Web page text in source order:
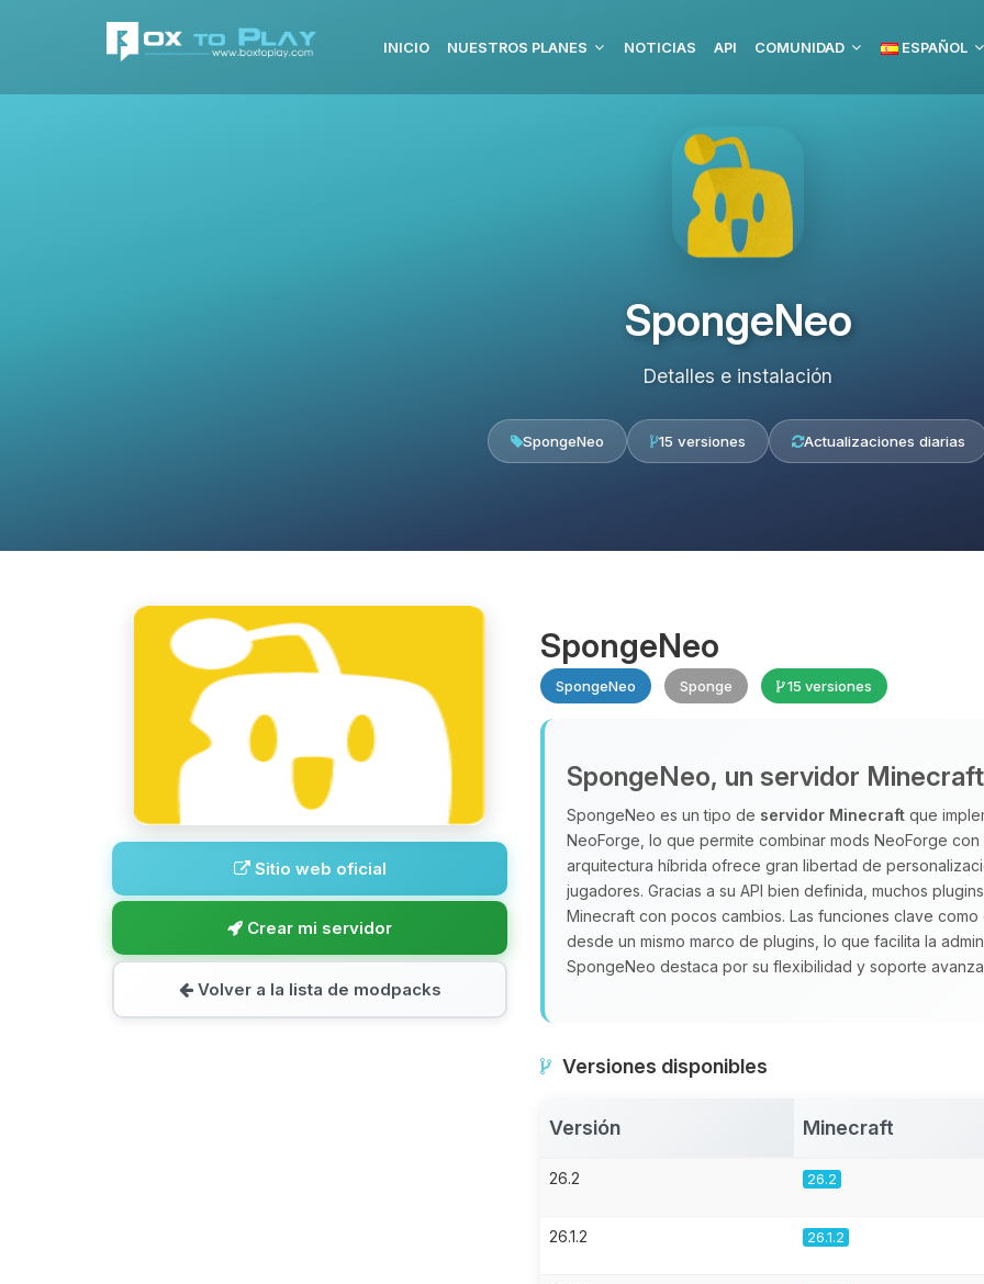
INICIO NUESTROS PLANES NOTICIAS API COMUNIDAD ESPAÑOL
SpongeNeo
Detalles e instalación
SpongeNeo 15 versiones Actualizaciones diarias
Sitio web oficial
Crear mi servidor
Volver a la lista de modpacks
SpongeNeo
SpongeNeo Sponge 15 versiones
SpongeNeo, un servidor
SpongeNeo es un tipo de servidor Minecraft que
NeoForge, lo que permite combinar mods NeoForge
arquitectura híbrida ofrece gran libertad de
jugadores. Gracias a su API bien definida, muchos
Minecraft con pocos cambios. Las funciones clave
desde un mismo marco de plugins, lo que facilita la
SpongeNeo destaca por su flexibilidad y soporte
Versiones disponibles
Versión Minecraft
26.2 26.2
26.1.2 26.1.2